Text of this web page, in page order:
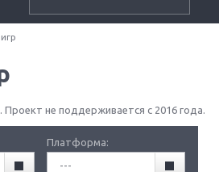
Проект не поддерживается с 2016 года.
Платформа:
---